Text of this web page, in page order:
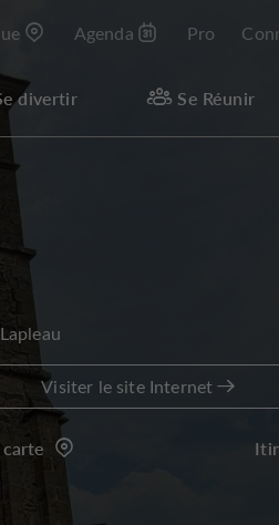
Agenda Pro
divertir Se Réunir
Visiter le site Internet